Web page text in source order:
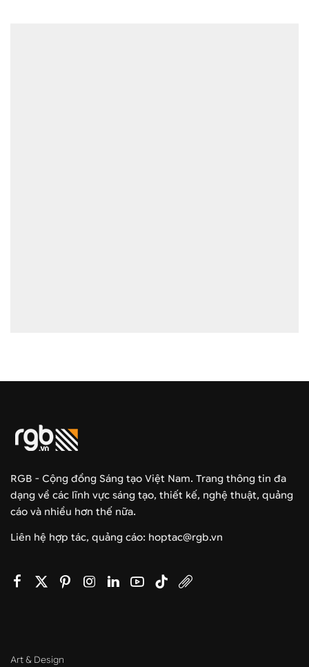
RGB - Cộng đồng Sáng tạo Việt Nam. Trang thông tin đa
dạng về các lĩnh vực sáng tạo, thiết kế, nghệ thuật, quảng
cáo và nhiều hơn thế nữa.
Liên hệ hợp tác, quảng cáo: hoptac@rgb.vn
Art & Design